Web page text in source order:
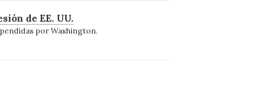
de EE. UU.
por Washington.